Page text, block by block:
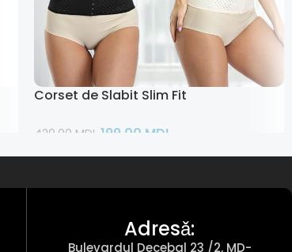
Corset de Slabit Slim Fit
420,00 MDL 199,00 MDL
Adaugă În Coș
Adresǎ:
Bulevardul Decebal 23 /2, MD-